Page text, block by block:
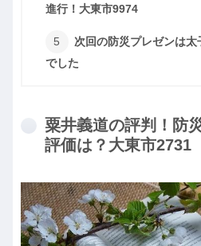
進行！大東市9974
次回の防災プレゼンは
でした
粟井義道の評判！防
評価は？大東市2731